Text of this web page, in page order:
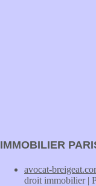
IMMOBILIER
avocat-
droit immobilier |